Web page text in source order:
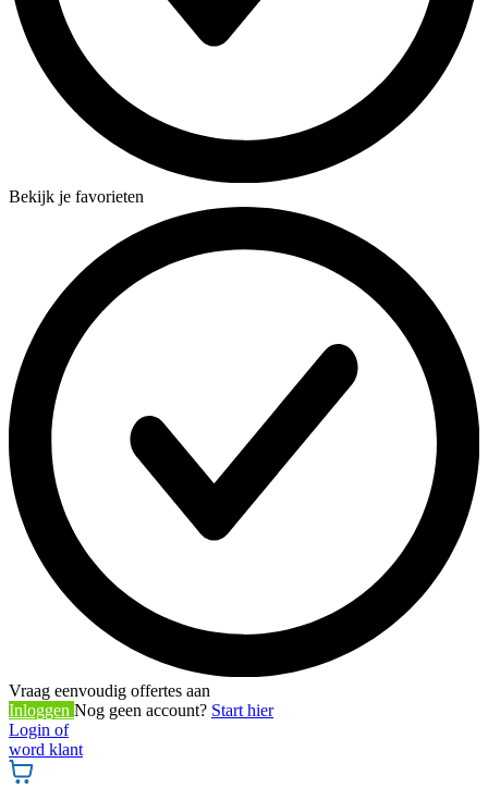
Bekijk je favorieten
Vraag eenvoudig offertes aan
Inloggen Nog geen account? Start hier
Login of
word klant